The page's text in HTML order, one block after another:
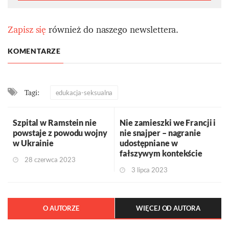
Zapisz sięrównież do naszego newslettera.
KOMENTARZE
Tagi: edukacja-seksualna
Szpital w Ramstein nie
powstaje z powodu wojny
w Ukrainie
28 czerwca 2023
Nie zamieszki we Francji i
nie snajper – nagranie
udostępniane w
fałszywym kontekście
3 lipca 2023
O AUTORZE WIĘCEJ OD AUTORA